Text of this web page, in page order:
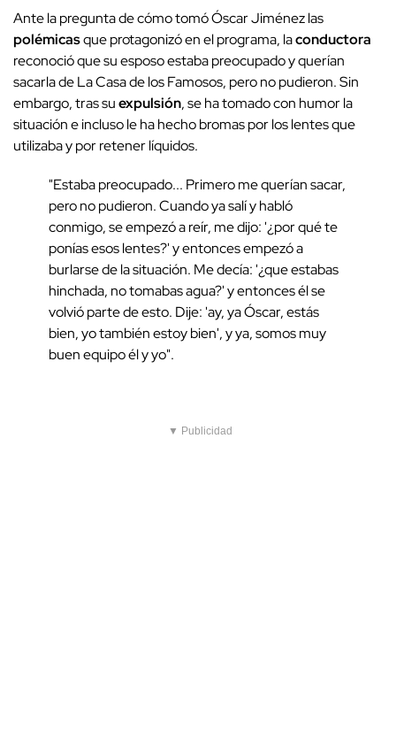
Ante la pregunta de cómo tomó Óscar Jiménez las
polémicasque protagonizó en el programa, laconductora
reconoció que su esposo estaba preocupado y querían
sacarla de La Casa de los Famosos, pero no pudieron. Sin
embargo, tras suexpulsión, se ha tomado con humor la
situación e incluso le ha hecho bromas por los lentes que
utilizaba y por retener líquidos.
"Estaba preocupado... Primero me querían sacar,
pero no pudieron. Cuando ya salí y habló
conmigo, se empezó a reír, me dijo: '¿por qué te
ponías esos lentes?' y entonces empezó a
burlarse de la situación. Me decía: '¿que estabas
hinchada, no tomabas agua?' y entonces él se
volvió parte de esto. Dije: 'ay, ya Óscar, estás
bien, yo también estoy bien', y ya, somos muy
buen equipo él y yo".
▼ Publicidad